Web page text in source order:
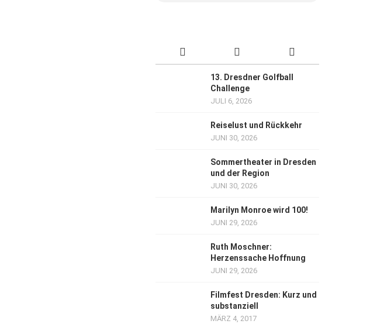
13. Dresdner Golfball
Challenge
JULI 6, 2026
Reiselust und Rückkehr
JUNI 30, 2026
Sommertheater in Dresden
und der Region
JUNI 30, 2026
Marilyn Monroe wird 100!
JUNI 29, 2026
Ruth Moschner:
Herzenssache Hoffnung
JUNI 29, 2026
Filmfest Dresden: Kurz und
substanziell
MÄRZ 4, 2017